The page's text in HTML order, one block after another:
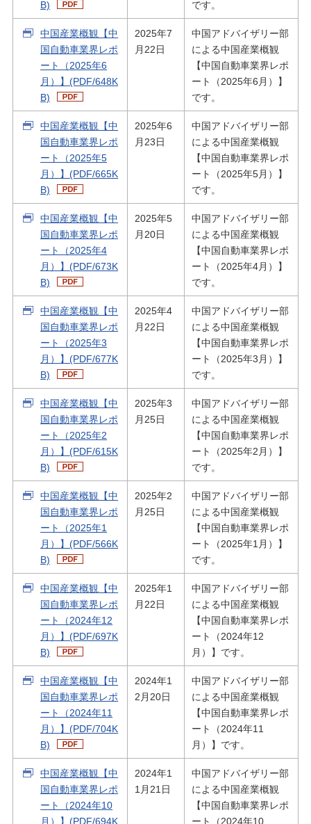
B)
です。
中国産業概観【中
国自動車業界レポ
ート（2025年6
月）】(PDF/648K
B)
2025年7
月22日
中国アドバイザリー部
による中国産業概観
【中国自動車業界レポ
ート（2025年6月）】
です。
中国産業概観【中
国自動車業界レポ
ート（2025年5
月）】(PDF/665K
B)
2025年6
月23日
中国アドバイザリー部
による中国産業概観
【中国自動車業界レポ
ート（2025年5月）】
です。
中国産業概観【中
国自動車業界レポ
ート（2025年4
月）】(PDF/673K
B)
2025年5
月20日
中国アドバイザリー部
による中国産業概観
【中国自動車業界レポ
ート（2025年4月）】
です。
中国産業概観【中
国自動車業界レポ
ート（2025年3
月）】(PDF/677K
B)
2025年4
月22日
中国アドバイザリー部
による中国産業概観
【中国自動車業界レポ
ート（2025年3月）】
です。
中国産業概観【中
国自動車業界レポ
ート（2025年2
月）】(PDF/615K
B)
2025年3
月25日
中国アドバイザリー部
による中国産業概観
【中国自動車業界レポ
ート（2025年2月）】
です。
中国産業概観【中
国自動車業界レポ
ート（2025年1
月）】(PDF/566K
B)
2025年2
月25日
中国アドバイザリー部
による中国産業概観
【中国自動車業界レポ
ート（2025年1月）】
です。
中国産業概観【中
国自動車業界レポ
ート（2024年12
月）】(PDF/697K
B)
2025年1
月22日
中国アドバイザリー部
による中国産業概観
【中国自動車業界レポ
ート（2024年12
月）】です。
中国産業概観【中
国自動車業界レポ
ート（2024年11
月）】(PDF/704K
B)
2024年1
2月20日
中国アドバイザリー部
による中国産業概観
【中国自動車業界レポ
ート（2024年11
月）】です。
中国産業概観【中
国自動車業界レポ
ート（2024年10
月）】(PDF/694K
2024年1
1月21日
中国アドバイザリー部
による中国産業概観
【中国自動車業界レポ
ート（2024年10